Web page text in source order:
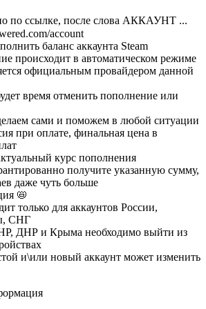
по ссылке, после слова АККАУНТ ...
account
баланс аккаунта Steam
происходит в автоматическом режиме
официальным провайдером данной
время отменить пополнение или
сами и поможем в любой ситуации
при оплате, финальная цена в
курс пополнения
получите указанную сумму,
даже чуть больше
📛
только для аккаунтов России,
СНГ
ДНР и Крыма необходимо выйти из
и\или новый аккаунт может изменить